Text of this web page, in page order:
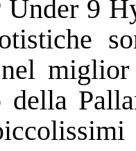
Under 9